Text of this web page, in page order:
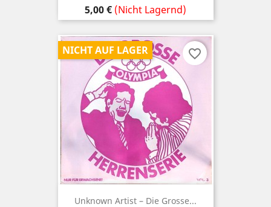
Preis
5,00 € (Nicht Lagernd)
Unknown Artist – Die Grosse...
NICHT AUF LAGER favorite_border